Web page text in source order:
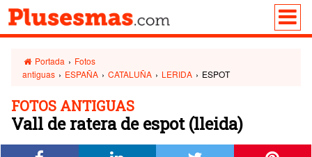
Portada › Fotos
antiguas › ESPAÑA › CATALUÑA › LERIDA › ESPOT
FOTOS ANTIGUAS
Vall de ratera de espot (lleida)